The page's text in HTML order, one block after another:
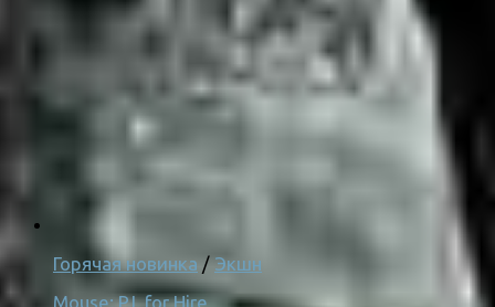
Горячая новинка / Экшн
Mouse: P.I. for Hire